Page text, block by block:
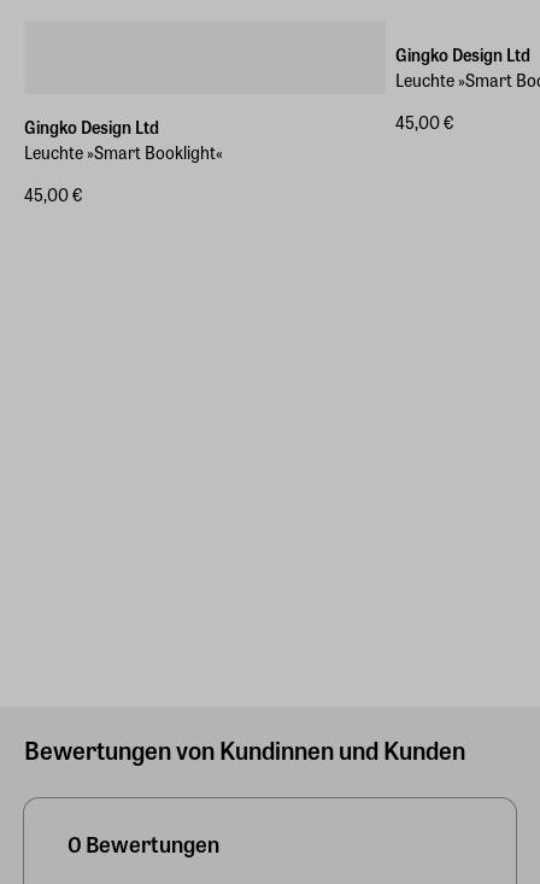
Gingko Design Ltd
Leuchte »Smart Booklight«
45,00 €
Gingko Design Ltd
Leuchte »Smart
45,00 €
Bewertungen von Kundinnen und Kunden
0 Bewertungen